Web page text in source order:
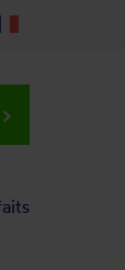
keyboard_arrow_right